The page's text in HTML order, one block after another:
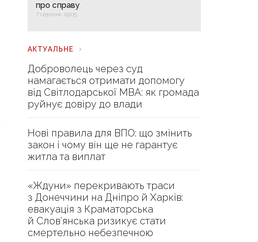
про справу
7 серпня, 09:05
АКТУАЛЬНЕ
Доброволець через суд
намагається отримати допомогу
від Світлодарської МВА: як громада
руйнує довіру до влади
Нові правила для ВПО: що змінить
закон і чому він ще не гарантує
житла та виплат
«Ждуни» перекривають траси
з Донеччини на Дніпро й Харків:
евакуація з Краматорська
й Слов’янська ризикує стати
смертельно небезпечною